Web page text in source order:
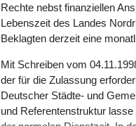
Rechte nebst finanziellen
Lebenszeit des Landes
Beklagten derzeit eine
Mit Schreiben vom
der für die Zulassung
Deutscher Städte- und
und Referentenstruktur